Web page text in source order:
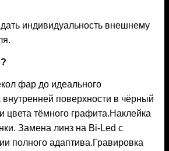
индивидуальность внешнему
фар до идеального
внутренней поверхности в чёрный
цвета тёмного графита.Наклейка
Замена линз на Bi-Led с
полного адаптива.Гравировка